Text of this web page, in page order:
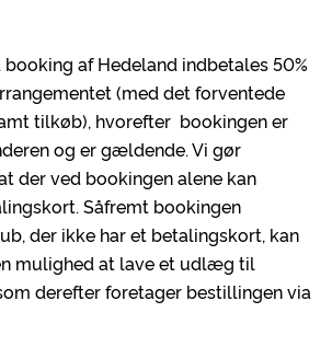
af Hedeland indbetales 50%
(med det forventede
tilkøb), hvorefter bookingen er
og er gældende. Vi gør
der ved bookingen alene kan
Såfremt bookingen
der ikke har et betalingskort, kan
mulighed at lave et udlæg til
derefter foretager bestillingen via